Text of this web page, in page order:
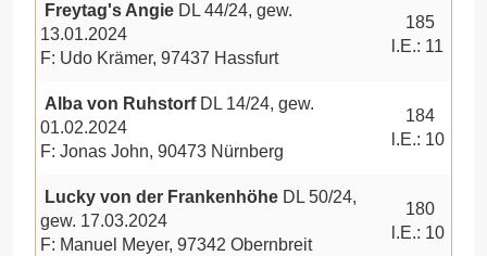
Freytag's Angie DL 44/24, gew.
13.01.2024
F: Udo Krämer, 97437 Hassfurt
185
l.E.: 11
Alba von RuhstorfDL 14/24, gew.
01.02.2024
F: Jonas John, 90473 Nürnberg
184
l.E.: 10
Lucky von der Frankenhöhe DL 50/24,
gew. 17.03.2024
F: Manuel Meyer, 97342 Obernbreit
180
l.E.: 10